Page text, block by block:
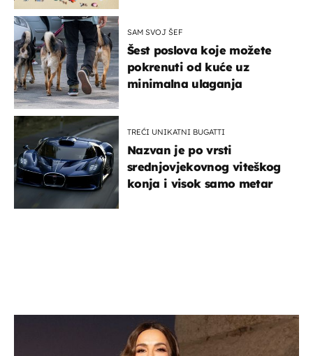
SAM SVOJ ŠEF
Šest poslova koje možete
pokrenuti od kuće uz
minimalna ulaganja
TREĆI UNIKATNI BUGATTI
Nazvan je po vrsti
srednjovjekovnog viteškog
konja i visok samo metar